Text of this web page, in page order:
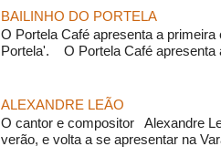
BAILINHO DO PORTELA
O Portela Café apresenta a
Portela'. O Portela Café apresenta
ALEXANDRE LEÃO
O cantor e compositor Alexandre
verão, e volta a se apresentar na